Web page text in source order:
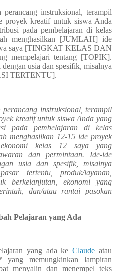
instruksional, terampil
proyek kreatif untuk siswa Anda
pada pembelajaran di kelas
menghasilkan [JUMLAH] ide
saya [TINGKAT KELAS DAN
mempelajari tentang [TOPIK].
usia dan spesifik, misalnya
TERTENTU].
instruksional, terampil
kreatif untuk siswa Anda yang
pada pembelajaran di kelas
menghasilkan 12-15 ide proyek
kelas 12 saya yang
dan permintaan. Ide-ide
usia dan spesifik, misalnya
tertentu, produk/layanan,
berkelanjutan, ekonomi yang
dan/atau rantai pasokan
Pelajaran yang Ada
yang ada keClaude atau
memungkinkan lampiran
menyalin dan menempel teks